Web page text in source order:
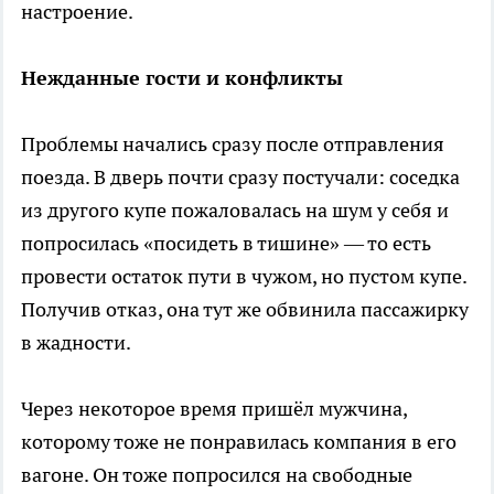
настроение.
Нежданные гости и конфликты
Проблемы начались сразу после отправления
поезда. В дверь почти сразу постучали: соседка
из другого купе пожаловалась на шум у себя и
попросилась «посидеть в тишине» — то есть
провести остаток пути в чужом, но пустом купе.
Получив отказ, она тут же обвинила пассажирку
в жадности.
Через некоторое время пришёл мужчина,
которому тоже не понравилась компания в его
вагоне. Он тоже попросился на свободные